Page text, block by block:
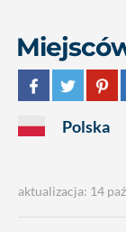
Polska
aktualizacja: 14